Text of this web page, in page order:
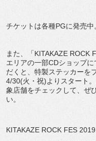
チケットは各種PGに発売中
また、「KITAKAZE ROCK
エリアの一部CDショップ
だくと、特製ステッカーを
4/30(火・祝)よりスタート
象店舗をチェックして、ぜ
い。
KITAKAZE